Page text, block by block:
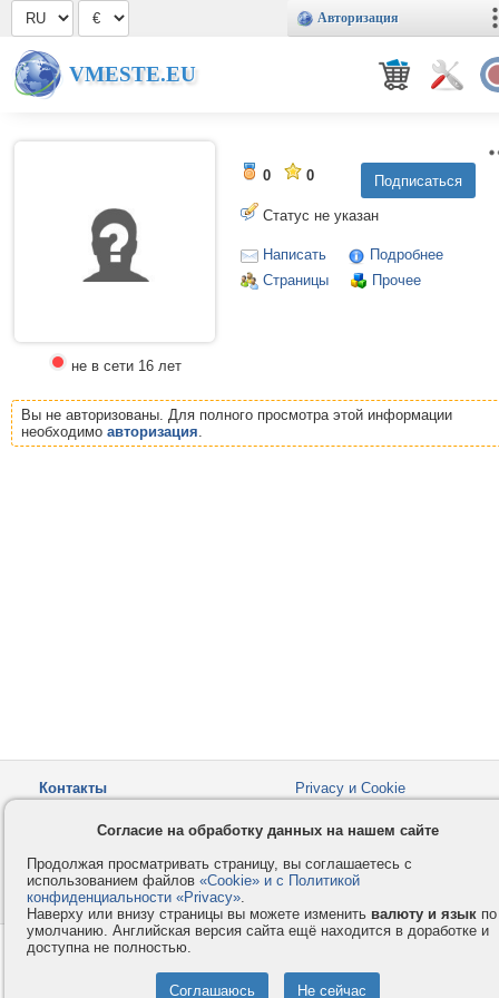
Авторизация
VMESTE.EU
не в сети 16 лет
0 0
Статус не указан
Написать
Подробнее
Страницы
Прочее
Вы не авторизованы. Для полного просмотра этой информации
необходимо авторизация.
Контакты
Privacy и Cookie
Как оплатить
Форумы
© 2008-2026VMESTE.EU
Согласие на обработку данных на нашем сайте
Продолжая просматривать страницу, вы соглашаетесь с
использованием файлов «Cookie» и с Политикой
конфиденциальности «Privacy».
Наверху или внизу страницы вы можете изменить валюту и язык по
умолчанию. Английская версия сайта ещё находится в доработке и
доступна не полностью.